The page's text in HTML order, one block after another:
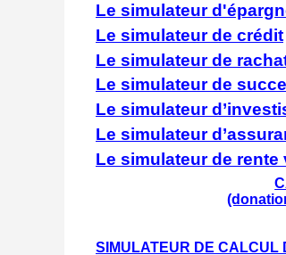
Le simulateur
Le simulateur de crédit
Le simulateur de
Le simulateur de
Le simulateur
Le simulateur
Le simulateur de rente
SIMULATEUR DE CALCUL